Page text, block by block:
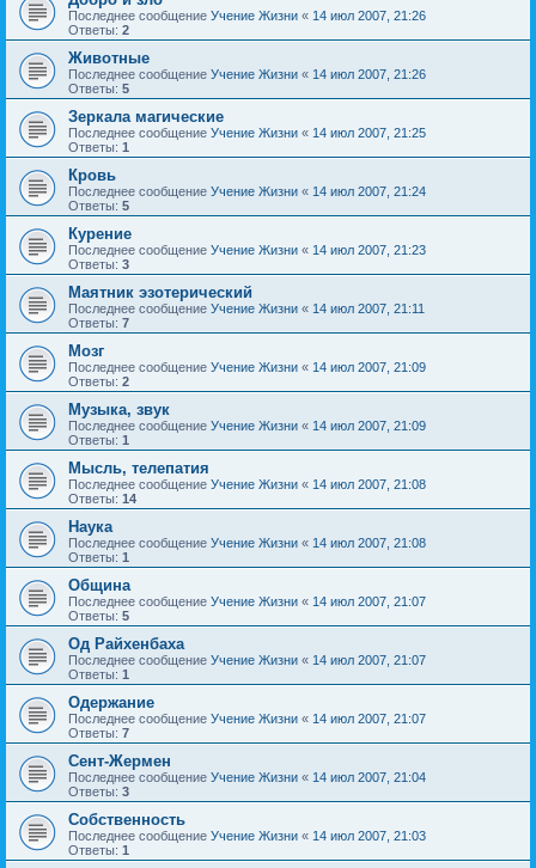
Последнее сообщение Учение Жизни « 14 июл 2007, 21:26
Ответы: 2
Животные
Последнее сообщение Учение Жизни « 14 июл 2007, 21:26
Ответы: 5
Зеркала магические
Последнее сообщение Учение Жизни « 14 июл 2007, 21:25
Ответы: 1
Кровь
Последнее сообщение Учение Жизни « 14 июл 2007, 21:24
Ответы: 5
Курение
Последнее сообщение Учение Жизни « 14 июл 2007, 21:23
Ответы: 3
Маятник эзотерический
Последнее сообщение Учение Жизни « 14 июл 2007, 21:11
Ответы: 7
Мозг
Последнее сообщение Учение Жизни « 14 июл 2007, 21:09
Ответы: 2
Музыка, звук
Последнее сообщение Учение Жизни « 14 июл 2007, 21:09
Ответы: 1
Мысль, телепатия
Последнее сообщение Учение Жизни « 14 июл 2007, 21:08
Ответы: 14
Наука
Последнее сообщение Учение Жизни « 14 июл 2007, 21:08
Ответы: 1
Община
Последнее сообщение Учение Жизни « 14 июл 2007, 21:07
Ответы: 5
Од Райхенбаха
Последнее сообщение Учение Жизни « 14 июл 2007, 21:07
Ответы: 1
Одержание
Последнее сообщение Учение Жизни « 14 июл 2007, 21:07
Ответы: 7
Сент-Жермен
Последнее сообщение Учение Жизни « 14 июл 2007, 21:04
Ответы: 3
Собственность
Последнее сообщение Учение Жизни « 14 июл 2007, 21:03
Ответы: 1